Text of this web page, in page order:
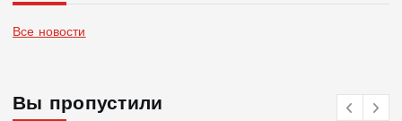
Все новости
Вы пропустили